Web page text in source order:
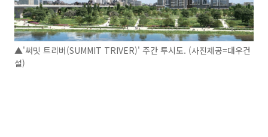
▲'써밋 트리버(SUMMIT TRIVER)' 주간 투시도. (사진제공=대우건
설)